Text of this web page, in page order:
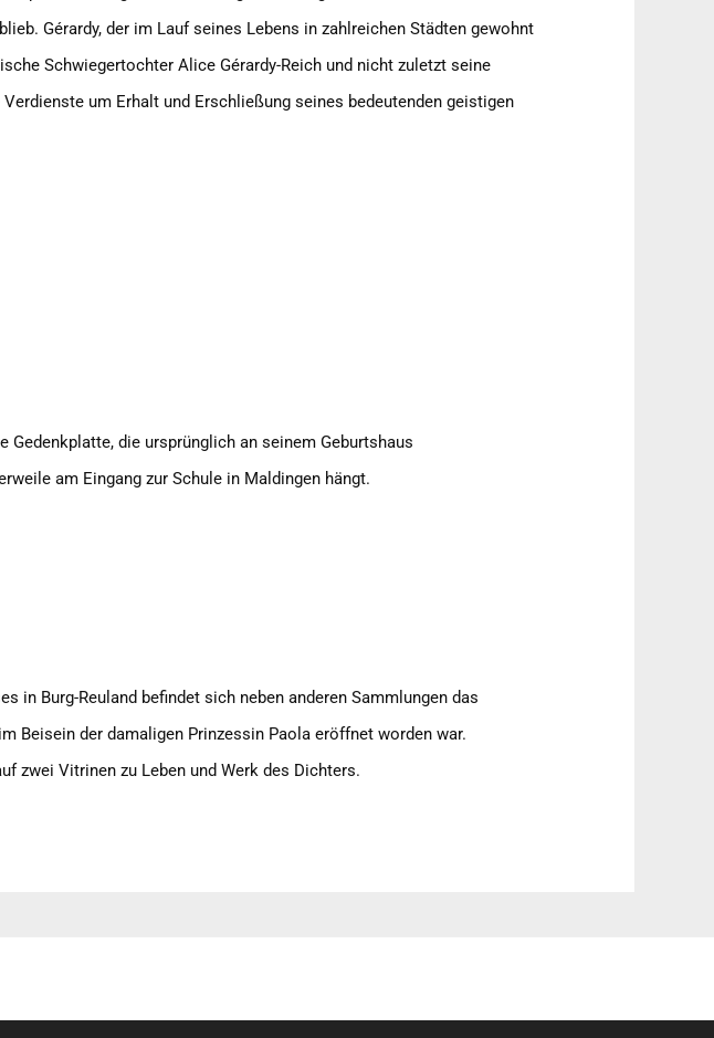
Gérardy, der im Lauf seines Lebens in zahlreichen Städten gewohnt
Schwiegertochter Alice Gérardy-Reich und nicht zuletzt seine
um Erhalt und Erschließung seines bedeutenden geistigen
Gedenkplatte, die ursprünglich an seinem Geburtshaus
am Eingang zur Schule in Maldingen hängt.
in Burg-Reuland befindet sich neben anderen Sammlungen das
Beisein der damaligen Prinzessin Paola eröffnet worden war.
zwei Vitrinen zu Leben und Werk des Dichters.